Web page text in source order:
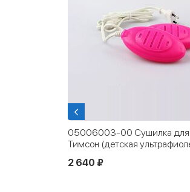
05006003-00 Сушилка для
Тимсон (детская
2 640 ₽